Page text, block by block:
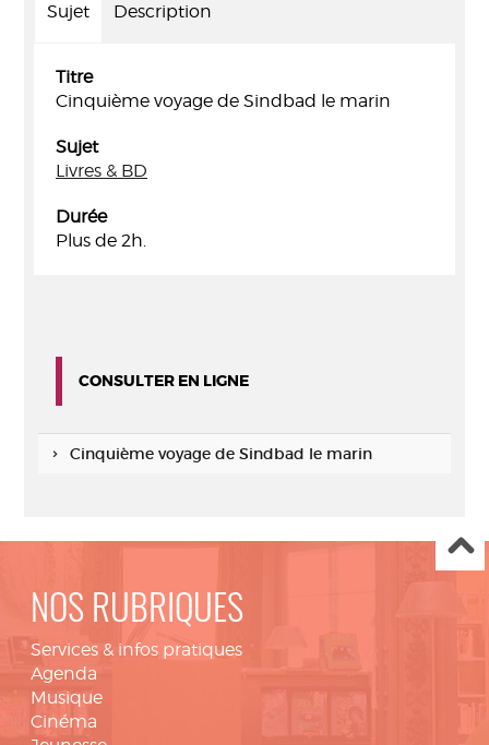
Sujet Description
Titre
Cinquième voyage de Sindbad le marin
Sujet
Livres & BD
Durée
Plus de 2h.
CONSULTER EN LIGNE
Cinquième voyage de Sindbad le marin
NOS RUBRIQUES
Services & infos pratiques
Agenda
Musique
Cinéma